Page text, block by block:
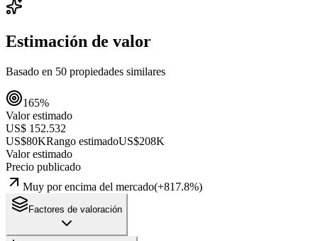
Estimación de valor
Basado en 50 propiedades similares
165%
Valor estimado
US$ 152.532
US$80KRango estimadoUS$208K
Valor estimado
Precio publicado
Muy por encima del mercado(+817.8%)
Factores de valoración